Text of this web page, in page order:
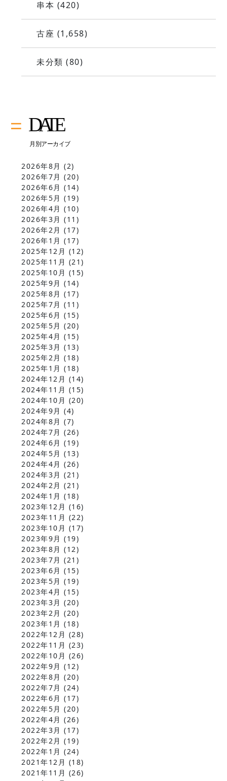
串本 (420)
古座 (1,658)
未分類 (80)
2026年8月 (2)
2026年7月 (20)
2026年6月 (14)
2026年5月 (19)
2026年4月 (10)
2026年3月 (11)
2026年2月 (17)
2026年1月 (17)
2025年12月 (12)
2025年11月 (21)
2025年10月 (15)
2025年9月 (14)
2025年8月 (17)
2025年7月 (11)
2025年6月 (15)
2025年5月 (20)
2025年4月 (15)
2025年3月 (13)
2025年2月 (18)
2025年1月 (18)
2024年12月 (14)
2024年11月 (15)
2024年10月 (20)
2024年9月 (4)
2024年8月 (7)
2024年7月 (26)
2024年6月 (19)
2024年5月 (13)
2024年4月 (26)
2024年3月 (21)
2024年2月 (21)
2024年1月 (18)
2023年12月 (16)
2023年11月 (22)
2023年10月 (17)
2023年9月 (19)
2023年8月 (12)
2023年7月 (21)
2023年6月 (15)
2023年5月 (19)
2023年4月 (15)
2023年3月 (20)
2023年2月 (20)
2023年1月 (18)
2022年12月 (28)
2022年11月 (23)
2022年10月 (26)
2022年9月 (12)
2022年8月 (20)
2022年7月 (24)
2022年6月 (17)
2022年5月 (20)
2022年4月 (26)
2022年3月 (17)
2022年2月 (19)
2022年1月 (24)
2021年12月 (18)
2021年11月 (26)